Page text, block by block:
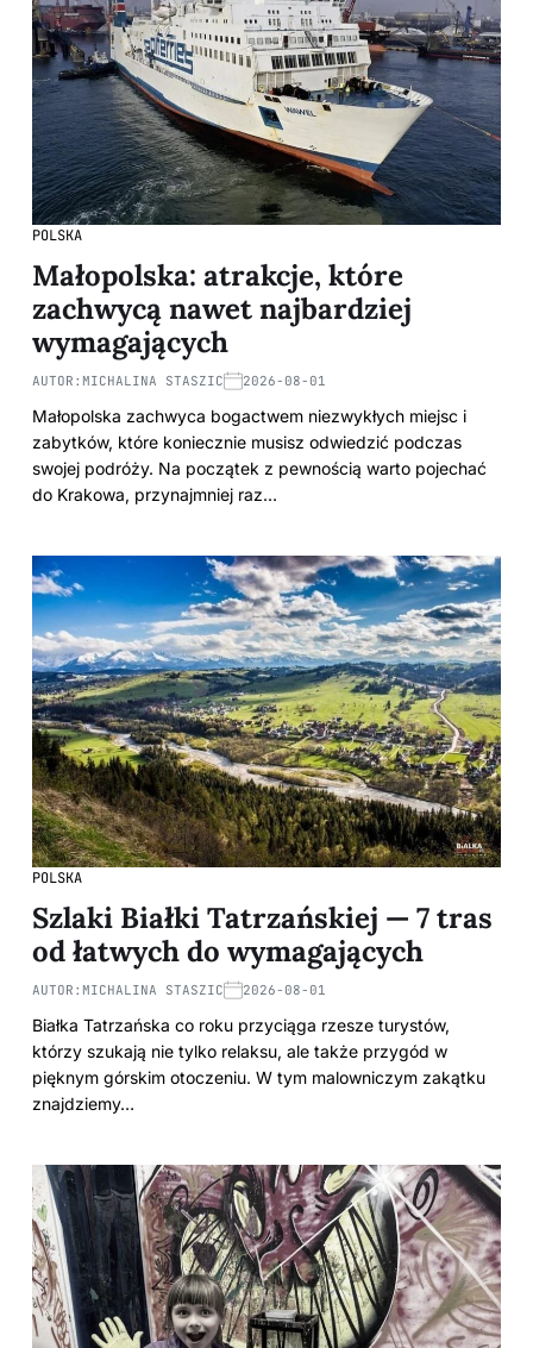
POLSKA
Małopolska: atrakcje, które
zachwycą nawet najbardziej
wymagających
AUTOR: MICHALINA STASZIC 2026-08-01
Małopolska zachwyca bogactwem niezwykłych miejsc i
zabytków, które koniecznie musisz odwiedzić podczas
swojej podróży. Na początek z pewnością warto pojechać
do Krakowa, przynajmniej raz…
POLSKA
Szlaki Białki Tatrzańskiej — 7 tras
od łatwych do wymagających
AUTOR: MICHALINA STASZIC 2026-08-01
Białka Tatrzańska co roku przyciąga rzesze turystów,
którzy szukają nie tylko relaksu, ale także przygód w
pięknym górskim otoczeniu. W tym malowniczym zakątku
znajdziemy…